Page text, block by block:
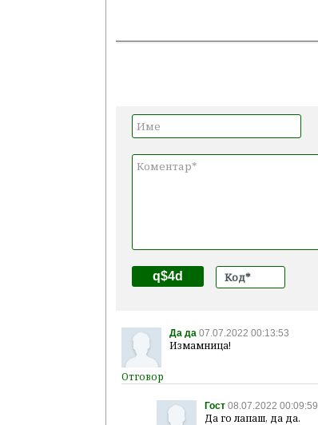
q$4d
Да да 07.07.2022 00:13:53
Измамница!
Гост 08.07.2022 00:09:59
Да го лапаш, да да.